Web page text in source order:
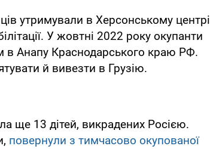
утримували в Херсонському центрі
У жовтні 2022 року окупанти
в Анапу Краснодарського краю РФ.
й вивезти в Грузію.
ще 13 дітей, викрадених Росією.
повернули з тимчасово окупованої